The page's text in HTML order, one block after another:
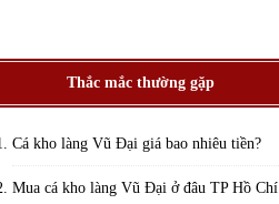
Thắc mắc thường gặp
Cá kho làng Vũ Đại giá bao nhiêu tiền?
Mua cá kho làng Vũ Đại ở đâu TP Hồ Chí